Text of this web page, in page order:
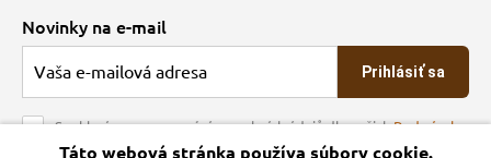
O spoločnosti
Veľkoobchod
Obchodné podmienky
Kontakt
Novinky na e-mail
Prihlásiť sa
Souhlasím se zpracováním osobních údajů dle našichPodmínek
ochrany osobních údajů
Táto webová stránka používa súbory cookie.